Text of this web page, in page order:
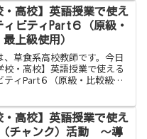
です。理由は、「〜ing」が使
には「進行...
・高校】英語授業で使え
ィビティPart６（原級・
上級使用）
、草食系高校教師です。今日
校・高校】英語授業で使える
ティPart６（原級・比較級・
・比較級(-er / more ...
・高校】英語授業で使え
（チャンク）活動 〜導